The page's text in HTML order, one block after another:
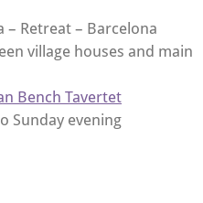
Retreat – Barcelona
village houses and main
Bench Tavertet
Sunday evening